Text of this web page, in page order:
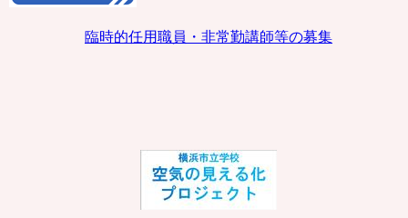
臨時的任用職員・非常勤講師等の募集